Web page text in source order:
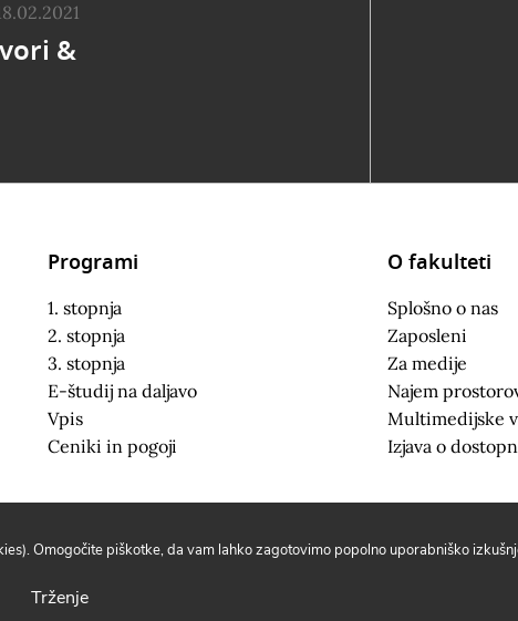
Omogočite piškotke, da vam lahko zagotovimo popolno uporabniško
Trženje
&
Programi
1. stopnja
2. stopnja
3. stopnja
E-študij na daljavo
Vpis
Ceniki in pogoji
O fakulteti
Splošno o nas
Zaposleni
Za medije
Najem
Multimedijske
Izjava o